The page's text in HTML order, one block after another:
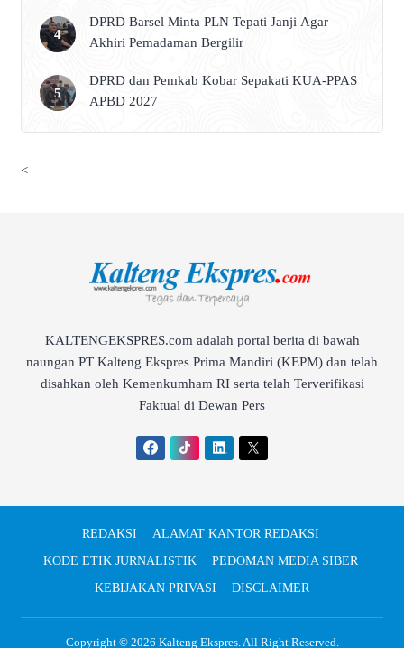
DPRD Barsel Minta PLN Tepati Janji Agar
Akhiri Pemadaman Bergilir
DPRD dan Pemkab Kobar Sepakati KUA-PPAS
APBD 2027
<
KALTENGEKSPRES.com adalah portal berita di bawah
naungan PT Kalteng Ekspres Prima Mandiri (KEPM) dan telah
disahkan oleh Kemenkumham RI serta telah Terverifikasi
Faktual di Dewan Pers
REDAKSI
ALAMAT KANTOR REDAKSI
KODE ETIK JURNALISTIK
PEDOMAN MEDIA SIBER
KEBIJAKAN PRIVASI
DISCLAIMER
Copyright © 2026 Kalteng Ekspres. All Right Reserved.